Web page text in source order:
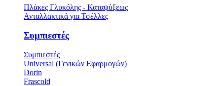
Πλάκες Γλυκόλης - Καταψύξεως
Ανταλλακτικά για Τσέλλες
Συμπιεστές
Συμπιεστές
Universal (Γενικών Εφαρμογών)
Dorin
Frascold